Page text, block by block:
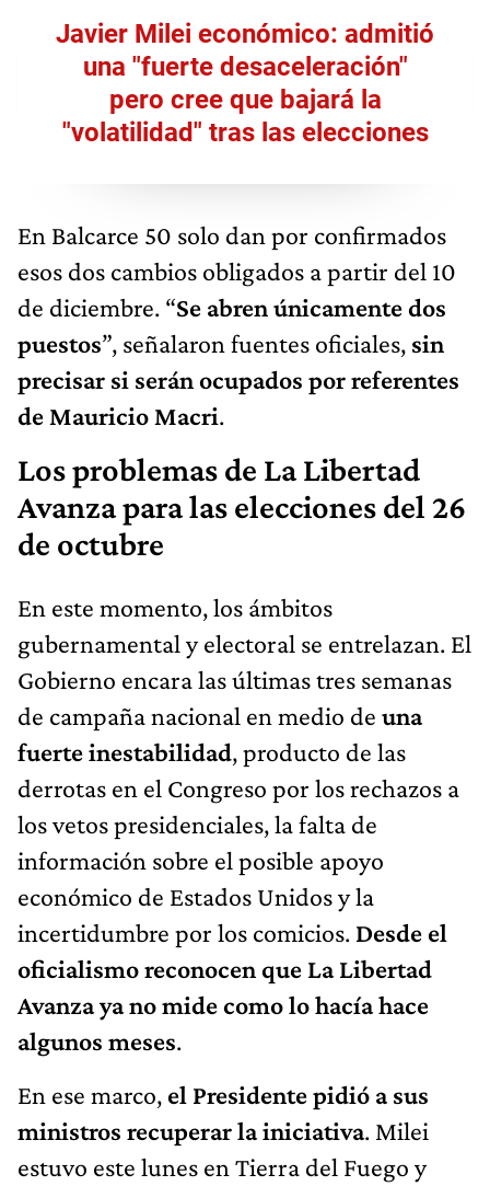
Javier Milei económico: admitió
una "fuerte desaceleración"
pero cree que bajará la
"volatilidad" tras las elecciones
En Balcarce 50 solo dan por confirmados
esos dos cambios obligados a partir del 10
de diciembre. “Se abren únicamente dos
puestos”, señalaron fuentes oficiales, sin
precisar si serán ocupados por referentes
de Mauricio Macri.
Los problemas de La Libertad
Avanza para las elecciones del 26
de octubre
En este momento, los ámbitos
gubernamental y electoral se entrelazan. El
Gobierno encara las últimas tres semanas
de campaña nacional en medio de una
fuerte inestabilidad, producto de las
derrotas en el Congreso por los rechazos a
los vetos presidenciales, la falta de
información sobre el posible apoyo
económico de Estados Unidos y la
incertidumbre por los comicios. Desde el
oficialismo reconocen que La Libertad
Avanza ya no mide como lo hacía hace
algunos meses.
En ese marco, el Presidente pidió a sus
ministros recuperar la iniciativa. Milei
estuvo este lunes en Tierra del Fuego y